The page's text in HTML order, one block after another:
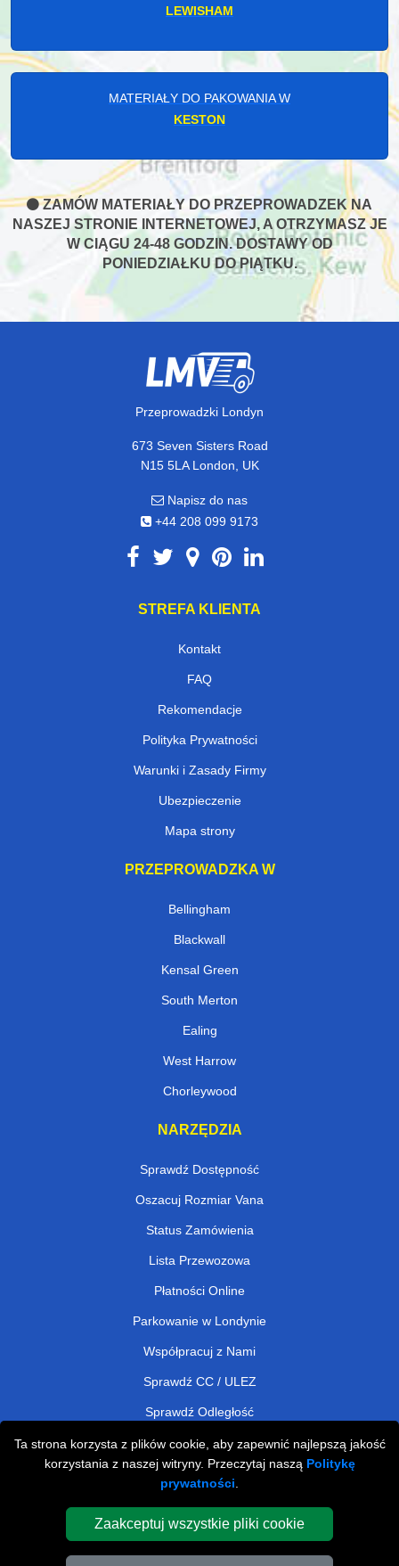
Ta strona korzysta z plików cookie, aby zapewnić najlepszą jakość
korzystania z naszej witryny. Przeczytaj naszą Politykę
prywatności
Zaakceptuj wszystkie pliki cookie
LEWISHAM
MATERIAŁY DO PAKOWANIA W
KESTON
ZAMÓW MATERIAŁY DO PRZEPROWADZEK NA
NASZEJ STRONIE INTERNETOWEJ, A OTRZYMASZ JE
W CIĄGU 24-48 GODZIN. DOSTAWY OD
PONIEDZIAŁKU DO PIĄTKU.
Przeprowadzki Londyn
673 Seven Sisters Road
N15 5LA London, UK
Napisz do nas
+44 208 099 9173
STREFA KLIENTA
Kontakt
FAQ
Rekomendacje
Polityka Prywatności
Warunki i Zasady Firmy
Ubezpieczenie
Mapa strony
PRZEPROWADZKA W
Bellingham
Blackwall
Kensal Green
South Merton
Ealing
West Harrow
Chorleywood
NARZĘDZIA
Sprawdź Dostępność
Oszacuj Rozmiar Vana
Status Zamówienia
Lista Przewozowa
Płatności Online
Parkowanie w Londynie
Współpracuj z Nami
Sprawdź CC / ULEZ
Sprawdź Odległość
Man and Van Removals